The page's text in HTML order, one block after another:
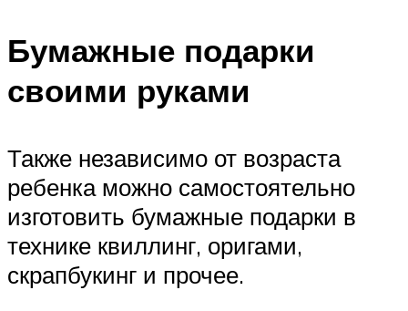
Бумажные подарки
своими руками
Также независимо от возраста
ребенка можно самостоятельно
изготовить бумажные подарки в
технике квиллинг, оригами,
скрапбукинг и прочее.